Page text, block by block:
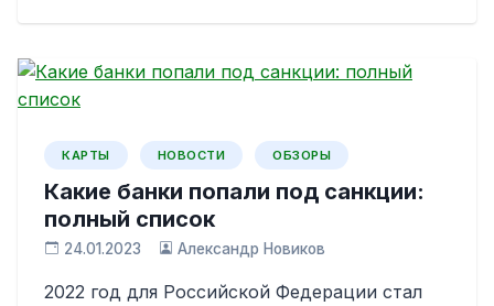
КАРТЫ НОВОСТИ ОБЗОРЫ
Какие банки попали под санкции:
полный список
24.01.2023 Александр Новиков
2022 год для Российской Федерации стал